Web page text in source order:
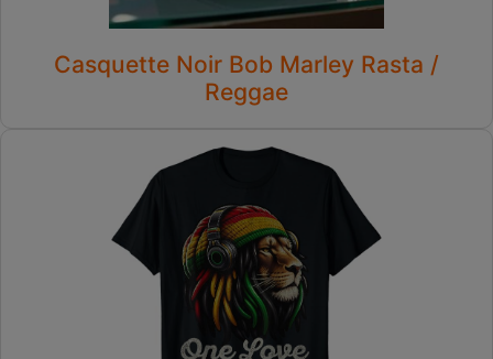
Casquette Noir Bob Marley Rasta /
Reggae